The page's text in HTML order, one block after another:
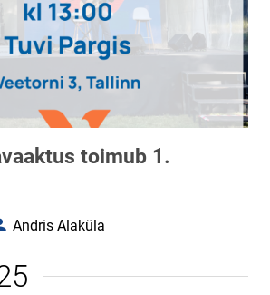
toimub 1.
Andris Alaküla